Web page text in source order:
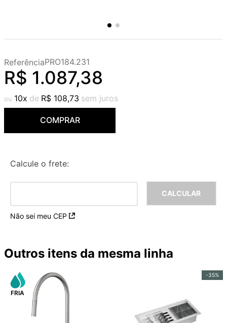
ReferênciaPRO184.231
R$ 1.087,38
10 R$ 108,73
COMPRAR
Calcule o frete:
Não sei meu CEP
Outros itens da mesma linha
-35%